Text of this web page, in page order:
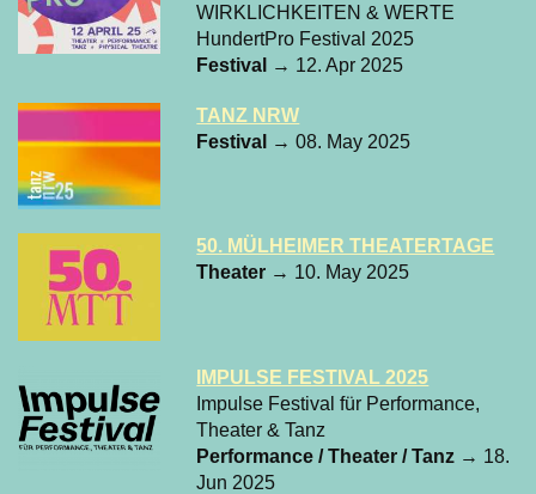
WIRKLICHKEITEN & WERTE
HundertPro Festival 2025
Festival
→ 12. Apr 2025
TANZ NRW
Festival
→ 08. May 2025
50. MÜLHEIMER THEATERTAGE
Theater → 10. May 2025
IMPULSE FESTIVAL 2025
Impulse Festival für Performance,
Theater & Tanz
Performance / Theater / Tanz → 18.
Jun 2025